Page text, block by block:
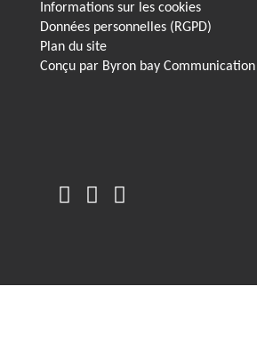
Informations sur les cookies
Données personnelles (RGPD)
Plan du site
Conçu par Byron bay Communication